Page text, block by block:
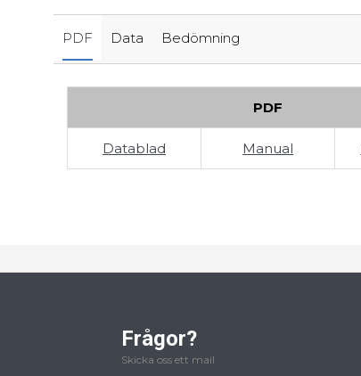
PDF Data Bedömning
PDF
Datablad Manual
Frågor?
Skicka oss ett mail